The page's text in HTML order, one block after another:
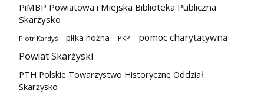
PiMBP Powiatowa i Miejska Biblioteka Publiczna
Skarżysko
Piotr Kardyś piłka nożna PKP
pomoc charytatywna
Powiat Skarżyski
PTH Polskie Towarzystwo Historyczne Oddział
Skarżysko